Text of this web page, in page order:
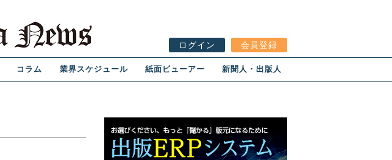
ログイン 会員登録
コラム 業界スケジュール 紙面ビューアー 新聞人・出版人